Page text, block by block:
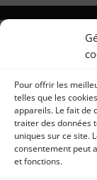
Pour offrir les
telles que les
appareils. Le fait de
traiter des données
uniques sur ce site.
consentement peut
et fonctions.